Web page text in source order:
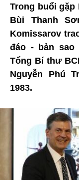
Trong buổi gặp
Bùi Thanh
Komissarov
đáo - bản sao
Tổng Bí thư
Nguyễn Phú
1983.